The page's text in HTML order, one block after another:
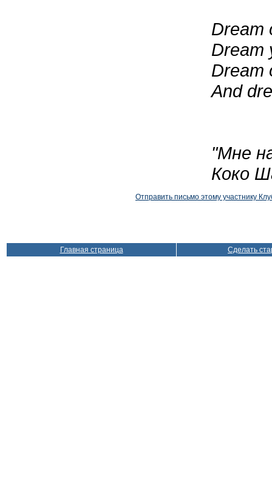
Dream
Dream
Dream
And
"Мне
Коко
Отправить письмо этому участнику
Главная страница Сделать